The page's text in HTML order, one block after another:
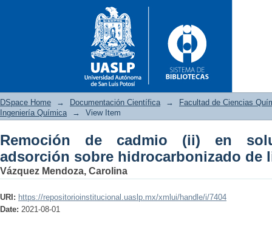
Remoción de cadmio
hidrocarbonizado de lirio
DSpace Home → Documentación Científica →
Facultad de Ciencias
Ingeniería Química
→ View Item
Remoción de cadmio (ii) en
adsorción sobre hidrocarbonizado de
Vázquez Mendoza, Carolina
URI: https://repositorioinstitucional.uaslp.mx/xmlui/handle/i/7404
Date: 2021-08-01